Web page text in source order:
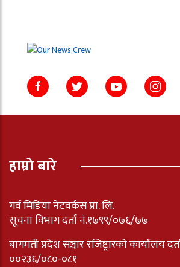
हाम्रो बारे
गर्व मिडिया नेटवर्कस प्रा. लि.
सूचना विभाग दर्ता नं.१७९९/०७६/७७
बागमती प्रदेश सञ्चार रजिष्ट्रारको कार्यालय
००२३६/०८०-०८१